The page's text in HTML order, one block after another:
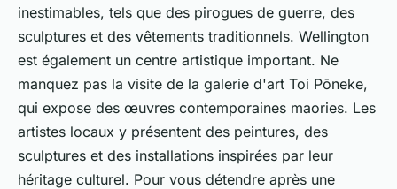
inestimables, tels que des pirogues de guerre, des
sculptures et des vêtements traditionnels. Wellington
est également un centre artistique important. Ne
manquez pas la visite de la galerie d'art Toi Pōneke,
qui expose des œuvres contemporaines maories. Les
artistes locaux y présentent des peintures, des
sculptures et des installations inspirées par leur
héritage culturel. Pour vous détendre après une